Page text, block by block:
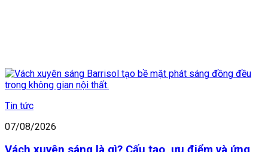
Tin tức
07/08/2026